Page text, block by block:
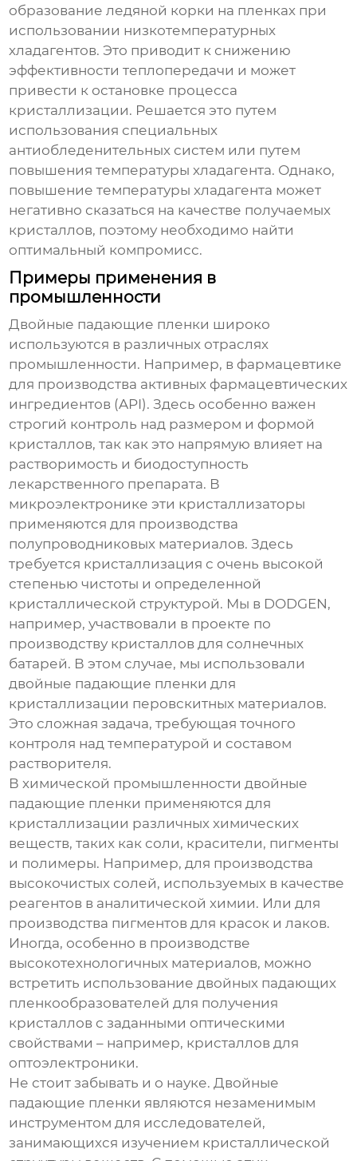
образование ледяной корки на пленках при
использовании низкотемпературных
хладагентов. Это приводит к снижению
эффективности теплопередачи и может
привести к остановке процесса
кристаллизации. Решается это путем
использования специальных
антиобледенительных систем или путем
повышения температуры хладагента. Однако,
повышение температуры хладагента может
негативно сказаться на качестве получаемых
кристаллов, поэтому необходимо найти
оптимальный компромисс.
Примеры применения в
промышленности
Двойные падающие пленки широко
используются в различных отраслях
промышленности. Например, в фармацевтике
для производства активных фармацевтических
ингредиентов (API). Здесь особенно важен
строгий контроль над размером и формой
кристаллов, так как это напрямую влияет на
растворимость и биодоступность
лекарственного препарата. В
микроэлектронике эти кристаллизаторы
применяются для производства
полупроводниковых материалов. Здесь
требуется кристаллизация с очень высокой
степенью чистоты и определенной
кристаллической структурой. Мы в DODGEN,
например, участвовали в проекте по
производству кристаллов для солнечных
батарей. В этом случае, мы использовали
двойные падающие пленки для
кристаллизации перовскитных материалов.
Это сложная задача, требующая точного
контроля над температурой и составом
растворителя.
В химической промышленностидвойные
падающие пленки применяются для
кристаллизации различных химических
веществ, таких как соли, красители, пигменты
и полимеры. Например, для производства
высокочистых солей, используемых в качестве
реагентов в аналитической химии. Или для
производства пигментов для красок и лаков.
Иногда, особенно в производстве
высокотехнологичных материалов, можно
встретить использованиедвойных падающих
пленкообразователей для получения
кристаллов с заданными оптическими
свойствами – например, кристаллов для
оптоэлектроники.
Не стоит забывать и о науке.Двойные
падающие пленки являются незаменимым
инструментом для исследователей,
занимающихся изучением кристаллической